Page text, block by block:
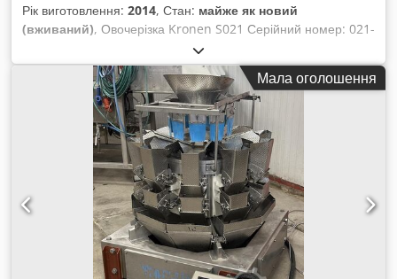
Рік виготовлення: 2014, Стан: майже як новий
(вживаний), Овочерізка Kronen S021 Серійний номер: 021-
016 Dcedpfxohpqn Ss Ai Dek 2014 рік, нержавіюча сталь.
Овочерізка S021 ідеально підходить для швидкого та
простого нарізання декоративних спіралей з овочів
(наприклад, морква, картопля, гарбуз, редис, селера, буряк,
цукіні тощо). Завдяки змінним інструментам можна
отримувати спіралі різної товщини (наприклад, 2 x 2 мм, 2 x
8 мм, 2 x 10 мм – інші варіанти за запитом) при
максимальній довжині продукту 250 мм.
Мала оголошення